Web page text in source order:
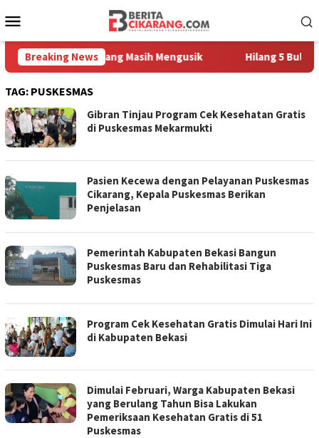
ke
Mobile
Breaking News
Pedagang Masih Mengusik Hilang 5 Bulan,
TAG: PUSKESMAS
Gibran Tinjau Program Cek Kesehatan Gratis
di Puskesmas Mekarmukti
Pasien Kecewa dengan Pelayanan Puskesmas
Cikarang, Kepala Puskesmas Berikan
Penjelasan
Pemerintah Kabupaten Bekasi Bangun
Puskesmas Baru dan Rehabilitasi Tiga
Puskesmas
Program Cek Kesehatan Gratis Dimulai Hari Ini
di Kabupaten Bekasi
Dimulai Februari, Warga Kabupaten Bekasi
yang Berulang Tahun Bisa Lakukan
Pemeriksaan Kesehatan Gratis di 51
Puskesmas